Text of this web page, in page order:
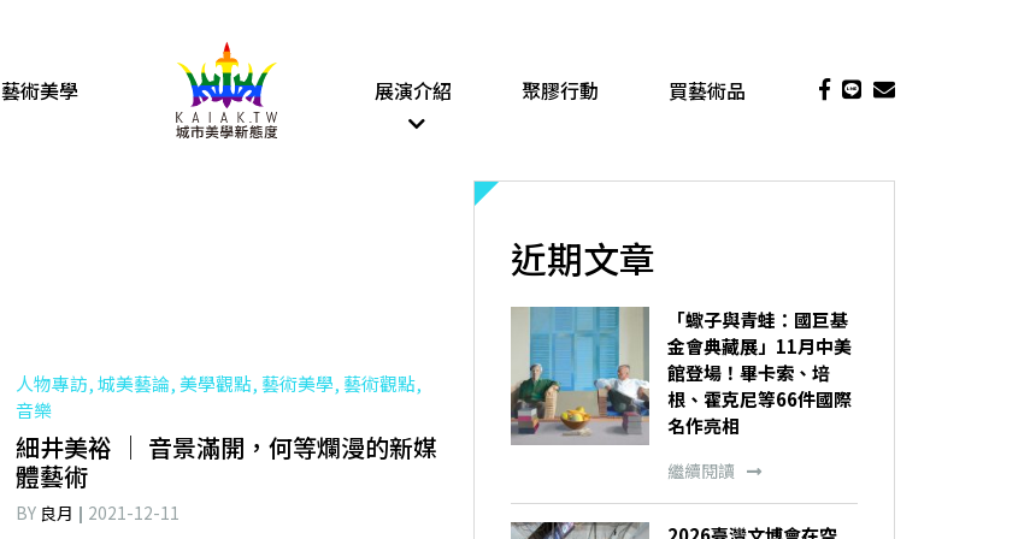
藝術美學 展演介紹 聚膠行動 買藝術品
人物專訪, 城美藝論, 美學觀點, 藝術美學, 藝術觀點,
音樂
細井美裕 │ 音景滿開，何等爛漫的新媒
體藝術
BY 良月 2021-12-11
近期文章
「蠍子與青蛙：國巨基
金會典藏展」11月中美
館登場！畢卡索、培
根、霍克尼等66件國際
名作亮相
繼續閱讀